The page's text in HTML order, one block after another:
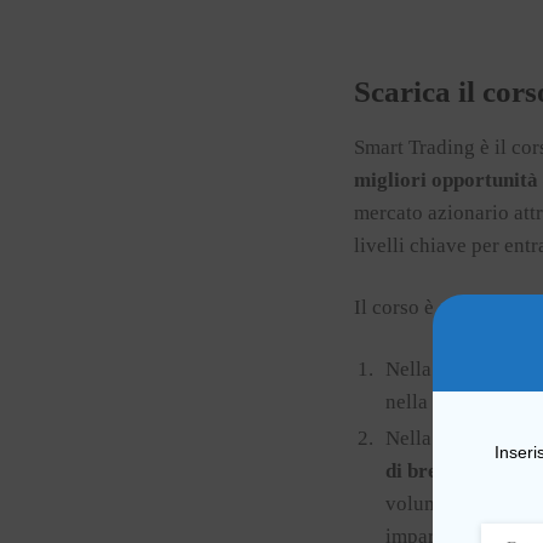
Scarica il
Smart Trading è il
migliori opportunità
mercato azionario
livelli chiave per
Il corso è strutturato
Nella prima parte
nella selezione
Nella seconda
di breve/medio
volumetrica e
imparare a fare